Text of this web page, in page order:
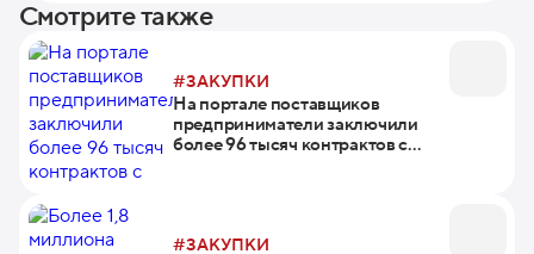
Смотрите также
#ЗАКУПКИ
На портале поставщиков
предприниматели заключили
более 96 тысяч контрактов с
#ЗАКУПКИ